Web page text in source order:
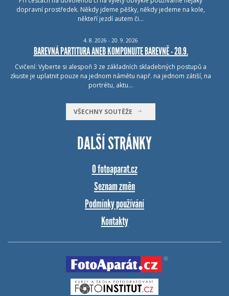
dopravní prostředek. Někdy jdeme pěšky, někdy jedeme na kole,
někteří jezdí autem či…
4. 8. 2026 - 20. 9. 2026
BAREVNÁ PARTITURA ANEB KOMPONUJTE BAREVNĚ - 20.9.
Cvičení: Vyberte si alespoň 3 ze základních skladebných postupů a
zkuste je uplatnit pouze na jednom námětu např. na jednom zátiší, na
portrétu, aktu…
VŠECHNY SOUTĚŽE
DALŠÍ STRÁNKY
O fotoaparat.cz
Seznam změn
Podmínky používání
Kontakty